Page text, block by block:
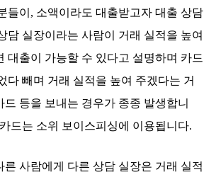
들이 , 소액이라도 대출받고자 대출 상담
담 실장이라는 사람이 거래 실적을 높여
대출이 가능할 수 있다고 설명하며 카드
다 빼며 거래 실적을 높여 주겠다는 거
드 등을 보내는 경우가 종종 발생합니
드는 소위 보이스피싱에 이용됩니다.
른 사람에게 다른 상담 실장은 거래 실적